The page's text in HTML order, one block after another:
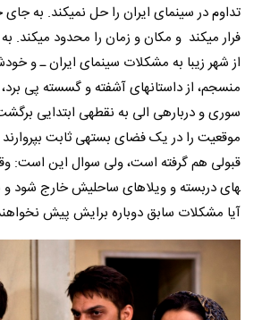
تداوم در سینمای ایران را حل نمی­کند. به
فرار می­کند و مکان و زمان را محدود می­کند.
از شهر زیبا به مشکلات سینمای ایران ـ و
منسجم، از داستان­های آشفته و گسسته پی
سوری و درباره­ی الی به نقطه­ی ابتدایی
موقعیت را در یک فضای بسته­ی ثابت بپروارند
های دربسته و ویلاهای ساحلیش خارج شود و
آیا مشکلات سابق دوباره برایش پیش